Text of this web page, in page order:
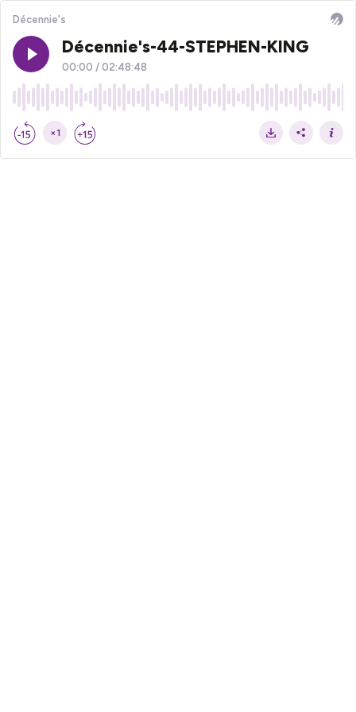
Décennie's
Décennie's-44-STEPHEN-KING
00:00 / 02:48:48
×1